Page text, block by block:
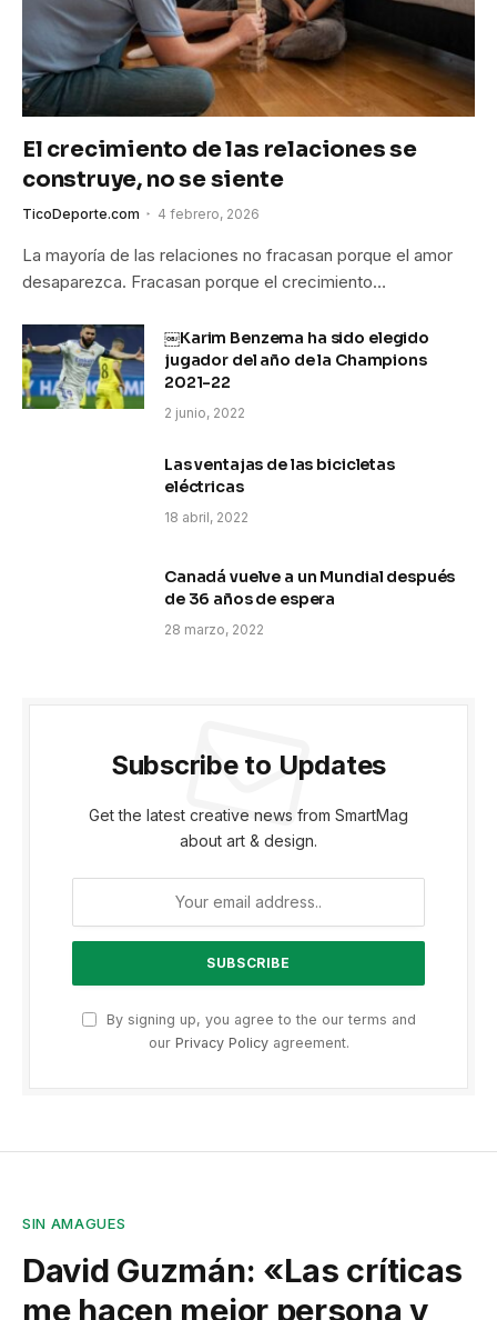
El crecimiento de las relaciones se
construye, no se siente
TicoDeporte.com 4 febrero, 2026
La mayoría de las relaciones no fracasan porque el amor
desaparezca. Fracasan porque el crecimiento…
￼Karim Benzema ha sido elegido
jugador del año de la Champions
2021-22
2 junio, 2022
Las ventajas de las bicicletas
eléctricas
18 abril, 2022
Canadá vuelve a un Mundial después
de 36 años de espera
28 marzo, 2022
Subscribe to Updates
Get the latest creative news from SmartMag
about art & design.
By signing up, you agree to the our terms and
our Privacy Policyagreement.
SIN AMAGUES
David Guzmán: «Las críticas
me hacen mejor persona y